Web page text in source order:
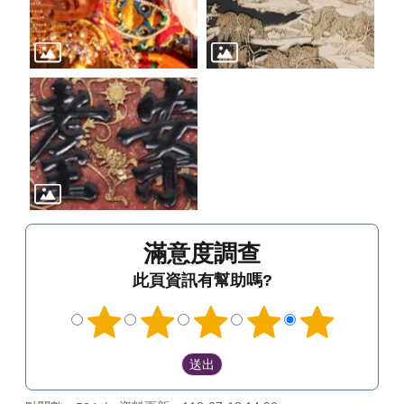
滿意度調查
此頁資訊有幫助嗎?